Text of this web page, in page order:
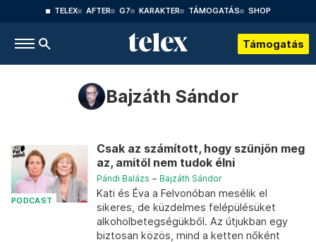
TELEX AFTER G7 KARAKTER TÁMOGATÁS SHOP
Támogatás
Bajzáth Sándor
PODCAST
Csak az számított, hogy szűnjön meg
az, amitől nem tudok élni
Pándi Balázs – Bajzáth Sándor
Kati és Éva a Felvonóban mesélik el
sikeres, de küzdelmes felépülésüket
alkoholbetegségükből. Az útjukban egy
biztosan közös, mind a ketten nőként